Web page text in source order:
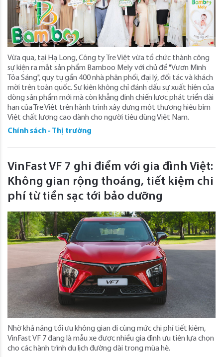
Vừa qua, tại Hạ Long, Công ty Tre Việt vừa tổ chức thành công
sự kiện ra mắt sản phẩm Bamboo Mely với chủ đề "Vươn Mình
Tỏa Sáng", quy tụ gần 400 nhà phân phối, đại lý, đối tác và khách
mời trên toàn quốc. Sự kiện không chỉ đánh dấu sự xuất hiện của
dòng sản phẩm mới mà còn khẳng định chiến lược phát triển dài
hạn của Tre Việt trên hành trình xây dựng một thương hiệu bỉm
Việt chất lượng cao dành cho người tiêu dùng Việt Nam.
Chính sách - Thị trường
VinFast VF 7 ghi điểm với gia đình Việt:
Không gian rộng thoáng, tiết kiệm chi
phí từ tiền sạc tới bảo dưỡng
Nhờ khả năng tối ưu không gian đi cùng mức chi phí tiết kiệm,
VinFast VF 7 đang là mẫu xe được nhiều gia đình ưu tiên lựa chọn
cho các hành trình du lịch đường dài trong mùa hè.